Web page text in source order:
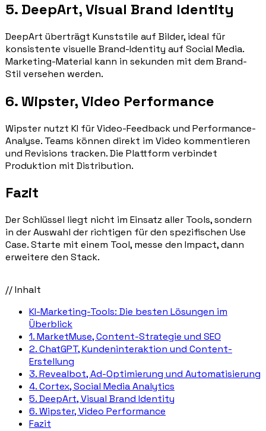
5. DeepArt, Visual Brand Identity
DeepArt überträgt Kunststile auf Bilder, ideal für
konsistente visuelle Brand-Identity auf Social Media.
Marketing-Material kann in sekunden mit dem Brand-
Stil versehen werden.
6. Wipster, Video Performance
Wipster nutzt KI für Video-Feedback und Performance-
Analyse. Teams können direkt im Video kommentieren
und Revisions tracken. Die Plattform verbindet
Produktion mit Distribution.
Fazit
Der Schlüssel liegt nicht im Einsatz aller Tools, sondern
in der Auswahl der richtigen für den spezifischen Use
Case. Starte mit einem Tool, messe den Impact, dann
erweitere den Stack.
// Inhalt
KI-Marketing-Tools: Die besten Lösungen im
Überblick
1. MarketMuse, Content-Strategie und SEO
2. ChatGPT, Kundeninteraktion und Content-
Erstellung
3. Revealbot, Ad-Optimierung und Automatisierung
4. Cortex, Social Media Analytics
5. DeepArt, Visual Brand Identity
6. Wipster, Video Performance
Fazit